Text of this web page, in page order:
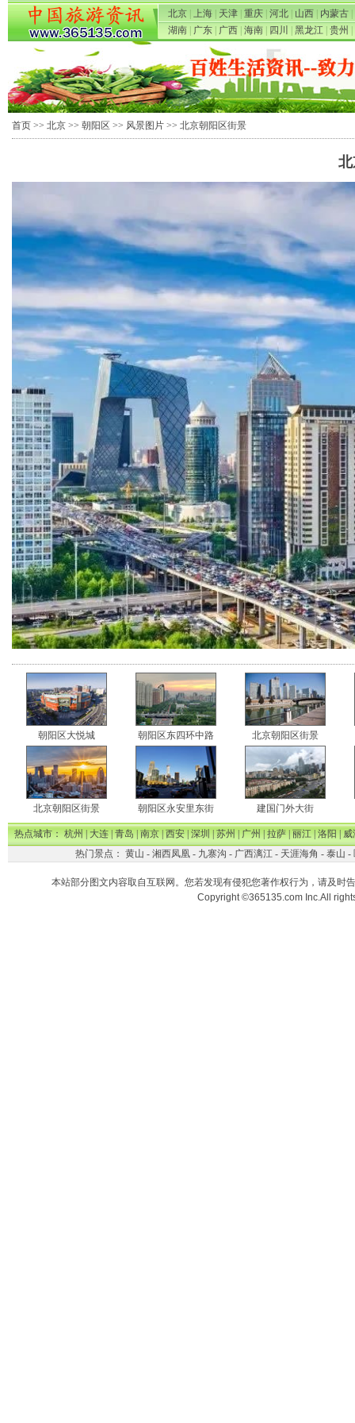
北京 上海 天津 重庆 河北 山西 内蒙古
湖南
广东 广西 海南 四川 黑龙江 贵州
首页 >> 北京 >> 朝阳区 >> 风景图片 >> 北京朝阳区街景
朝阳区大悦城 朝阳区东四环中路 北京朝阳区街景
北京朝阳区街景 朝阳区永安里东街 建国门外大街
热点城市：杭州|大连|青岛|南京|西安|深圳|苏州|广州|拉萨|丽江|洛阳|威
热门景点： 黄山 - 湘西凤凰- 九寨沟 - 广西漓江- 天涯海角 - 泰山 -
本站部分图文内容取自互联网。您若发现有侵犯您著作权行为，请及时
Copyright ©365135.com Inc.All